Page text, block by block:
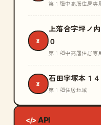
第１種中高層住居専
¥
上落合字坪ノ
０
第１種中高層住居専
¥
石田字塚本１
第１種住居地域
</> API